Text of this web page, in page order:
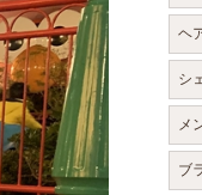
ヘ
シ
メ
ブ